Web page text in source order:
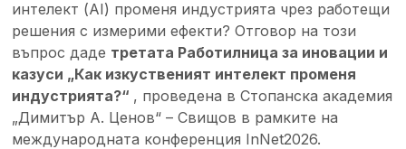
интелект (AI) променя индустрията чрез работещи
решения с измерими ефекти? Отговор на този
въпрос даде третата Работилница за иновации и
казуси „Как изкуственият интелект променя
индустрията?“ , проведена в Стопанска академия
„Димитър А. Ценов“ – Свищов в рамките на
международната конференция InNet2026.